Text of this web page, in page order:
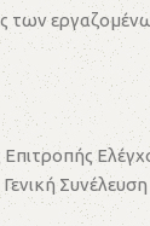
των